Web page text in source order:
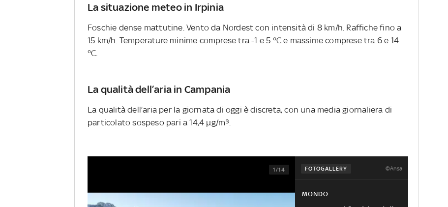
La situazione meteo in Irpinia
Foschie dense mattutine. Vento da Nordest con intensità di 8 km/h. Raffiche fino a
15 km/h. Temperature minime comprese tra -1 e 5 °C e massime comprese tra 6 e 14
°C.
La qualità dell’aria in Campania
La qualità dell’aria per la giornata di oggi è discreta, con una media giornaliera di
particolato sospeso pari a 14,4 µg/m³.
FOTOGALLERY ©Ansa
1/14
MONDO